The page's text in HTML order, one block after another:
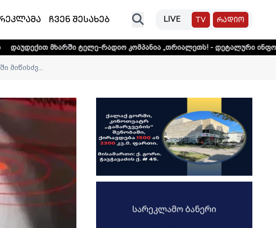
ჩვენ შესახებ LIVE TV რადიო
ტელე-რადიო კომპანია „თრიალეთს! - დეტალური ინფორმაციისთვის
მიწისძვ...